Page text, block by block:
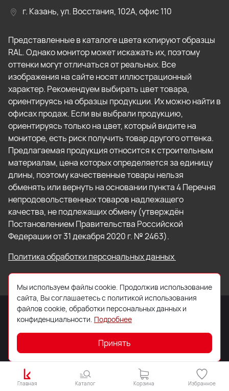
г. Казань, ул. Восстания, 102А, офис 110
Представленные в каталоге цвета копируют образцы
RAL. Однако монитор может искажать их, поэтому
оттенки могут отличаться от реальных. Все
изображения на сайте носят иллюстрационный
характер. Рекомендуем выбирать цвет товара,
ориентируясь на образцы продукции. Их можно найти в
офисах продаж. Если вы выбрали продукцию,
ориентируясь только на цвет, который видите на
мониторе, есть риск получить товар другого оттенка.
Предлагаемая продукция относится к строительным
материалам, цена которых определяется за единицу
длины, поэтому качественные товары нельзя
обменять или вернуть на основании пункта 4 Перечня
непродовольственных товаров надлежащего
качества, не подлежащих обмену (утверждён
Постановлением Правительства Российской
Федерации от 31 декабря 2020 г. № 2463).
Политика обработки персональных данных
© 2026 ООО «Торговый Дом «Кровля Профи»
Главная Каталог Корзина Избранное
Мы используем файлы cookie. Продолжив использование
сайта, Вы соглашаетесь с политикой использования
файлов cookie, обработки персональных данных и
конфиденциальности. Подробнее
Принять